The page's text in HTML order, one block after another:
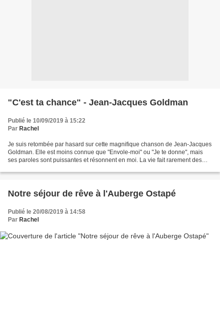
"C'est ta chance" - Jean-Jacques Goldman
Publié le 10/09/2019 à 15:22
Par Rachel
Je suis retombée par hasard sur cette magnifique chanson de Jean-Jacques
Goldman. Elle est moins connue que "Envole-moi" ou "Je te donne", mais
ses paroles sont puissantes et résonnent en moi. La vie fait rarement des
Notre séjour de rêve à l'Auberge Ostapé
Publié le 20/08/2019 à 14:58
Par Rachel